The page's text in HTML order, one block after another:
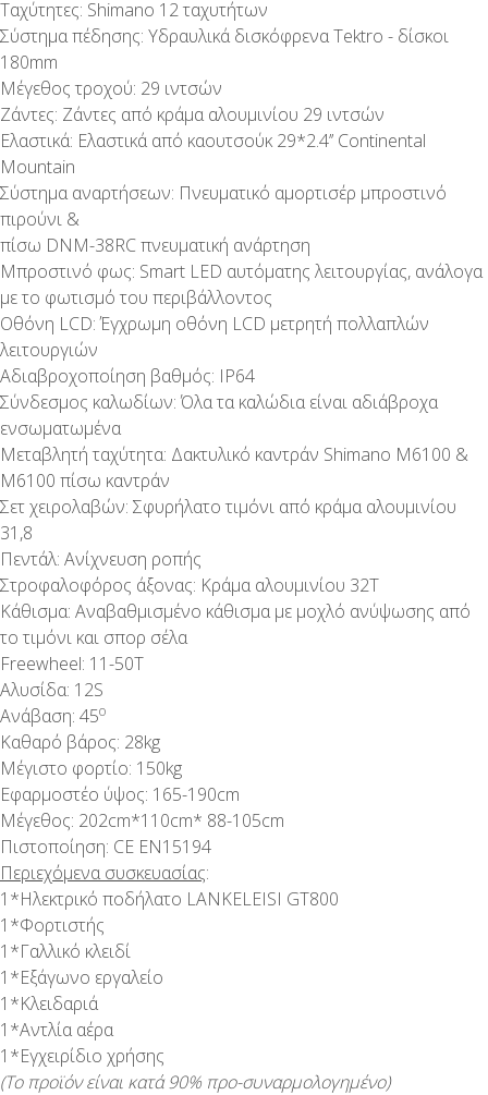
Ταχύτητες: Shimano 12 ταχυτήτων
Σύστημα πέδησης: Υδραυλικά δισκόφρενα Tektro - δίσκοι
180mm
Μέγεθος τροχού: 29 ιντσών
Ζάντες: Ζάντες από κράμα αλουμινίου 29 ιντσών
Ελαστικά: Ελαστικά από καουτσούκ 29*2.4’’ Continental
Mountain
Σύστημα αναρτήσεων: Πνευματικό αμορτισέρ μπροστινό
πιρούνι &
πίσω DNM-38RC πνευματική ανάρτηση
Μπροστινό φως: Smart LED αυτόματης λειτουργίας, ανάλογα
με το φωτισμό του περιβάλλοντος
Οθόνη LCD: Έγχρωμη οθόνη LCD μετρητή πολλαπλών
λειτουργιών
Αδιαβροχοποίηση βαθμός: IP64
Σύνδεσμος καλωδίων: Όλα τα καλώδια είναι αδιάβροχα
ενσωματωμένα
Μεταβλητή ταχύτητα: Δακτυλικό καντράν Shimano M6100 &
M6100 πίσω καντράν
Σετ χειρολαβών: Σφυρήλατο τιμόνι από κράμα αλουμινίου
31,8
Πεντάλ: Ανίχνευση ροπής
Στροφαλοφόρος άξονας: Κράμα αλουμινίου 32Τ
Κάθισμα: Αναβαθμισμένο κάθισμα με μοχλό ανύψωσης από
το τιμόνι και σπορ σέλα
Freewheel: 11-50Τ
Αλυσίδα: 12S
Ανάβαση: 45o
Καθαρό βάρος: 28kg
Μέγιστο φορτίο: 150kg
Εφαρμοστέο ύψος: 165-190cm
Μέγεθος: 202cm*110cm* 88-105cm
Πιστοποίηση: CE EN15194
Περιεχόμενα συσκευασίας:
1*Ηλεκτρικό ποδήλατο LANKELEISI GT800
1*Φορτιστής
1*Γαλλικό κλειδί
1*Εξάγωνο εργαλείο
1*Κλειδαριά
1*Αντλία αέρα
1*Εγχειρίδιο χρήσης
(Το προϊόν είναι κατά 90% προ-συναρμολογημένο)